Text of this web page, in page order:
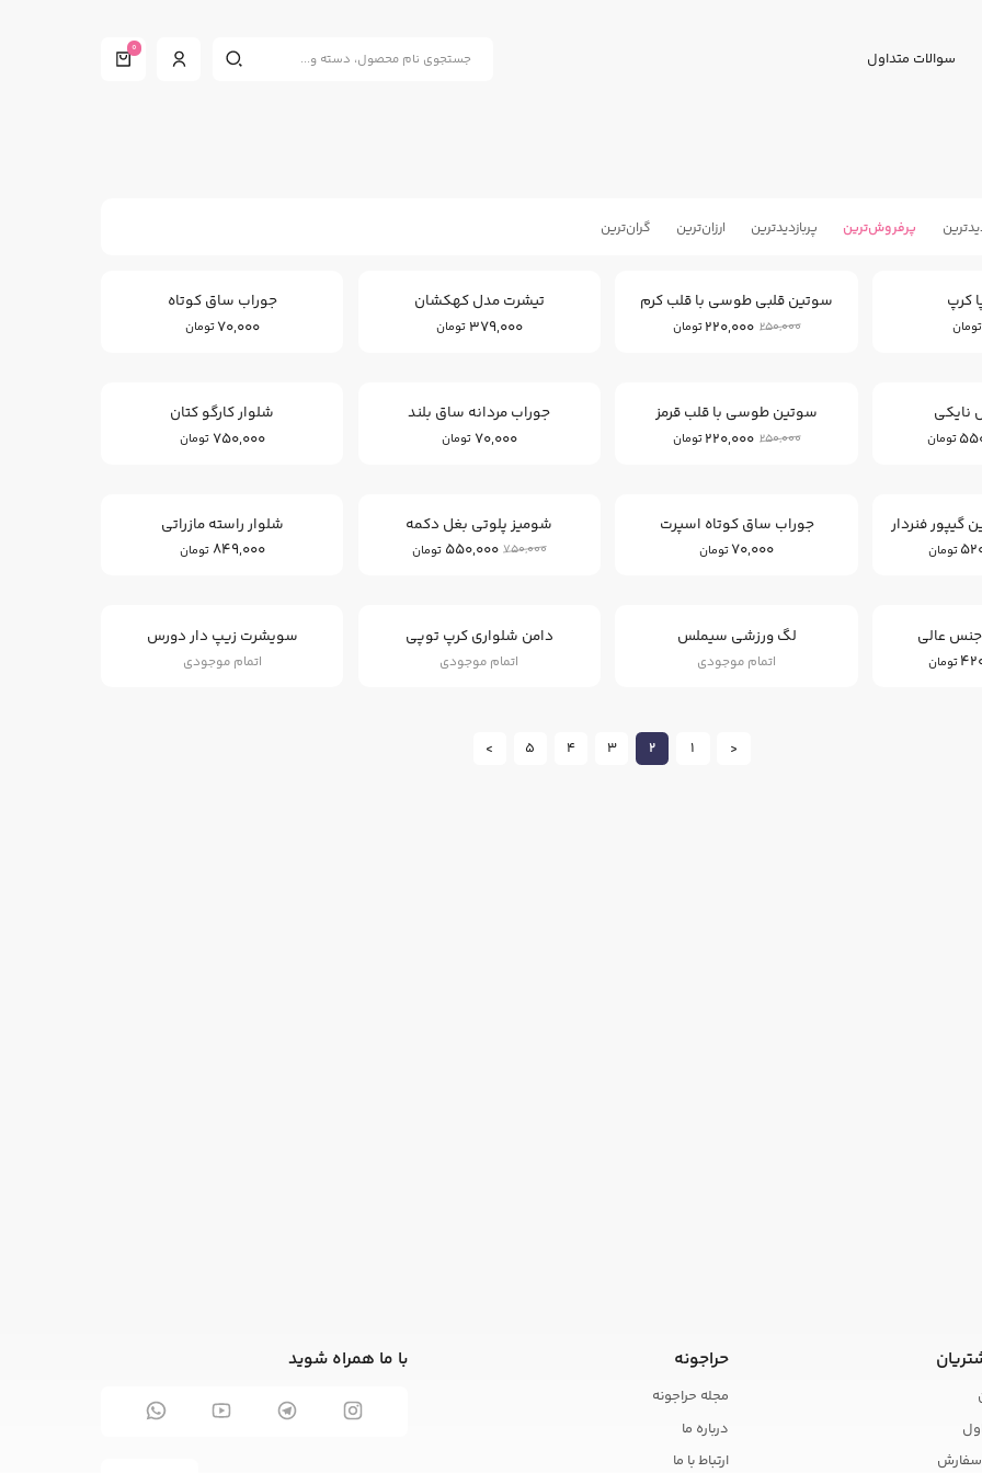
سوالات متداول 0
پرفروش‌ترین پربازدید‌ترین ارزان‌ترین گران‌ترین
کرپ
تومان
سوتین قلبی طوسی با قلب کرم
250,000
220,000 تومان
تیشرت مدل کهکشان
379,000 تومان
جوراب ساق کوتاه
70,000 تومان
نایکی
تومان
سوتین طوسی با قلب قرمز
250,000
220,000 تومان
جوراب مردانه ساق بلند
70,000 تومان
شلوار کارگو کتان
750,000 تومان
فنردار
تومان
جوراب ساق کوتاه اسپرت
70,000تومان
شومیز پلوتی بغل دکمه
750,000
550,000 تومان
شلوار راسته مازراتی
849,000 تومان
عالی
تومان
لگ ورزشی سیملس
اتمام موجودی
دامن شلواری کرپ توپی
اتمام موجودی
سویشرت زیپ دار دورس
اتمام موجودی
<
1
2
3
4
5
>
حراجونه
مجله حراجونه
درباره ما
ارتباط با ما
با ما همراه شوید